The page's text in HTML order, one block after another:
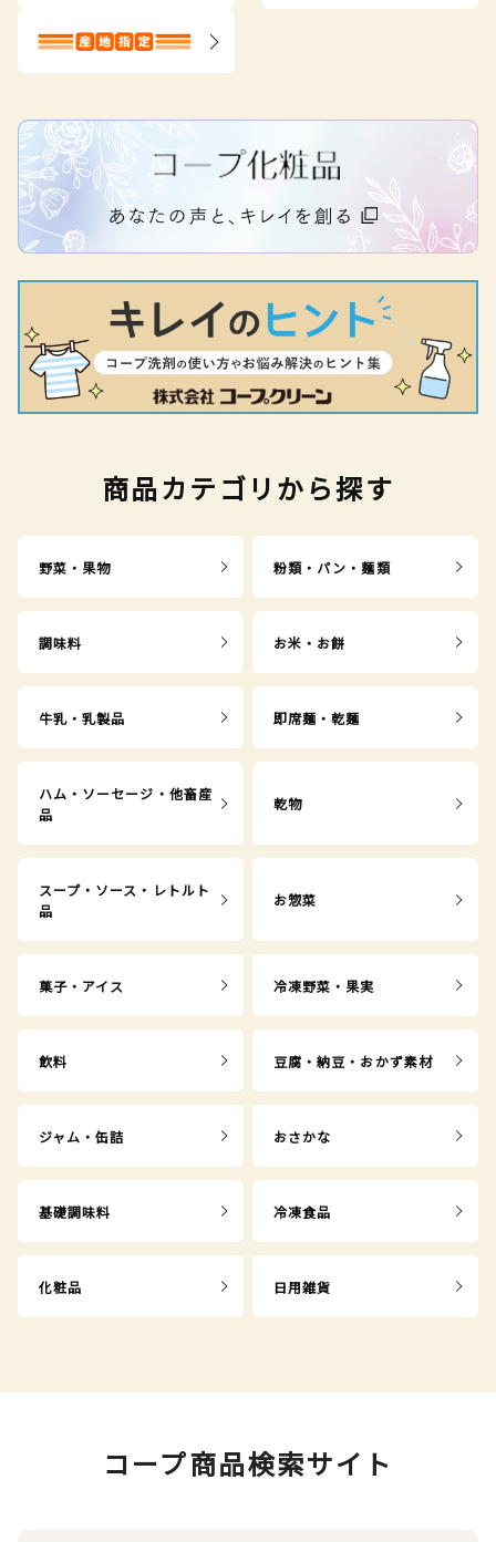
商品カテゴリから探す
野菜・果物 粉類・パン・麺類
調味料 お米・お餅
牛乳・乳製品 即席麺・乾麺
ハム・ソーセージ・他畜産
品
乾物
スープ・ソース・レトルト
品
お惣菜
菓子・アイス 冷凍野菜・果実
飲料 豆腐・納豆・おかず素材
ジャム・缶詰 おさかな
基礎調味料 冷凍食品
化粧品 日用雑貨
コープ商品検索サイト